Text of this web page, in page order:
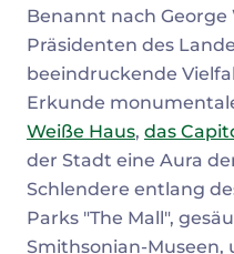
Benannt nach
Präsidenten des
beeindruckende
Erkunde
Weiße Haus, das
der Stadt eine Aura
Schlendere entlang
Parks "The Mall",
Smithsonian-Museen,